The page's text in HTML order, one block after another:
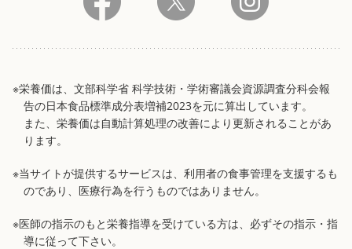
※栄養価は、文部科学省 科学技術・学術審議会資源調査分科会報
告の日本食品標準成分表増補2023を元に算出しています。
また、栄養価は自動計算処理の改善により更新されることがあ
ります。
※当サイトが提供するサービスは、利用者の食事管理を支援するも
のであり、医療行為を行うものではありません。
※医師の指示のもと栄養指導を受けている方は、必ずその指示・指
導に従って下さい。